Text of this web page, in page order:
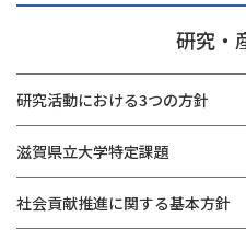
研究・
研究活動における3つの方針
滋賀県立大学特定課題
社会貢献推進に関する基本方針